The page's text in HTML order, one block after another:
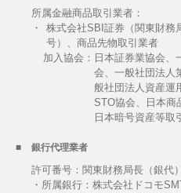
所属金融商品取引業者：
・
株式会社SBI証券（関東財務
号）、商品先物取引業者
加入協会： 日本証券業協会、
会、一般社団法人
般社団法人資産運
STO協会、日本商
日本暗号資産等取
銀行代理業者
許可番号：関東財務局長（銀代
・所属銀行：株式会社ドコモ